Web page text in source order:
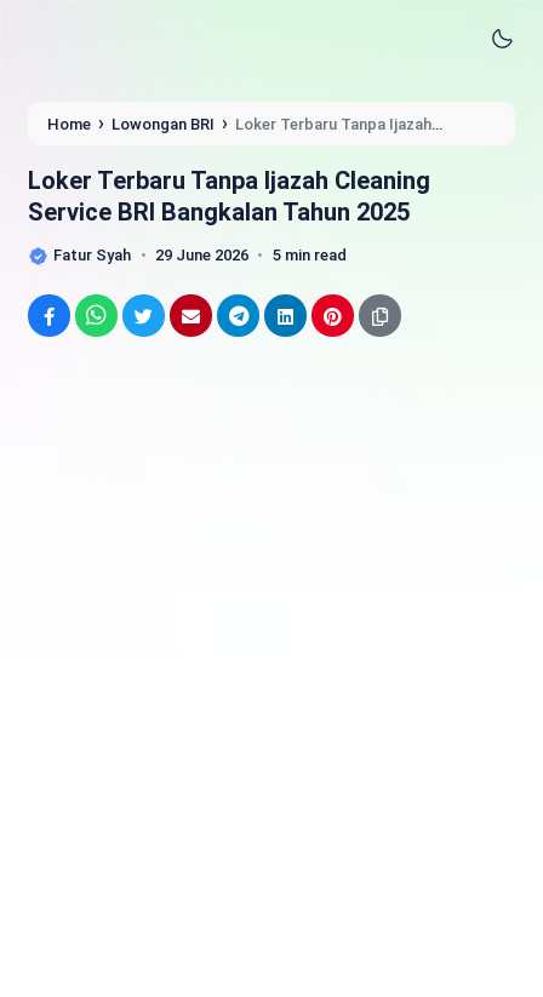
Home › Lowongan BRI › Loker Terbaru Tanpa Ijazah
Loker Terbaru Tanpa Ijazah Cleaning
Service BRI Bangkalan Tahun 2025
Fatur Syah 29 June 2026 5 min read